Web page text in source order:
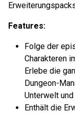
Features:
Folge der
Charakteren
Erlebe die
Dungeon-
Unterwelt
Enthält die